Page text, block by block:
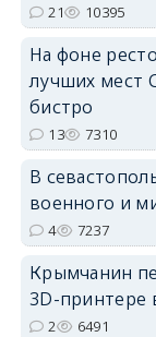
21 10395
На фоне
лучших мест
бистро
13 7310
В
военного и
4 7237
Крымчанин
3D-принтере
2 6491